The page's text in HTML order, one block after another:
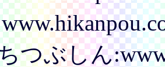
つぶしん